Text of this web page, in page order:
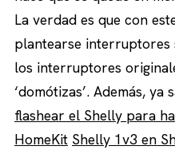
La verdad es que con
plantearse interruptores
los interruptores
‘domótizas’. Además, ya
flashear el Shelly para
HomeKit Shelly 1v3 en